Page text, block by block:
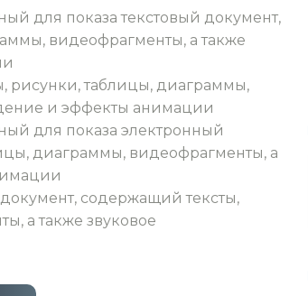
для показа текстовый документ,
видеофрагменты, а также
рисунки, таблицы, диаграммы,
и эффекты анимации
для показа электронный
диаграммы, видеофрагменты, а
содержащий тексты,
а также звуковое